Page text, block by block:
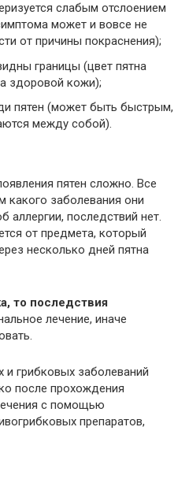
слабым отслоением
может и вовсе не
от причины покраснения);
границы (цвет пятна
здоровой кожи);
пятен (может быть быстрым,
между собой).
пятен сложно. Все
какого заболевания они
аллергии, последствий нет.
от предмета, который
несколько дней пятна
то последствия
лечение, иначе
и грибковых заболеваний
после прохождения
с помощью
препаратов,